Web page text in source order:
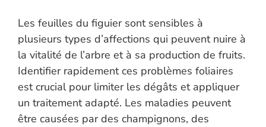
Les feuilles du figuier sont sensibles à
plusieurs types d’affections qui peuvent nuire à
la vitalité de l’arbre et à sa production de fruits.
Identifier rapidement ces problèmes foliaires
est crucial pour limiter les dégâts et appliquer
un traitement adapté. Les maladies peuvent
être causées par des champignons, des